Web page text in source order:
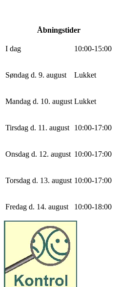
Åbningstider
I dag 10:00-15:00
Søndag d. 9. august Lukket
Mandag d. 10. august Lukket
Tirsdag d. 11. august 10:00-17:00
Onsdag d. 12. august 10:00-17:00
Torsdag d. 13. august 10:00-17:00
Fredag d. 14. august 10:00-18:00